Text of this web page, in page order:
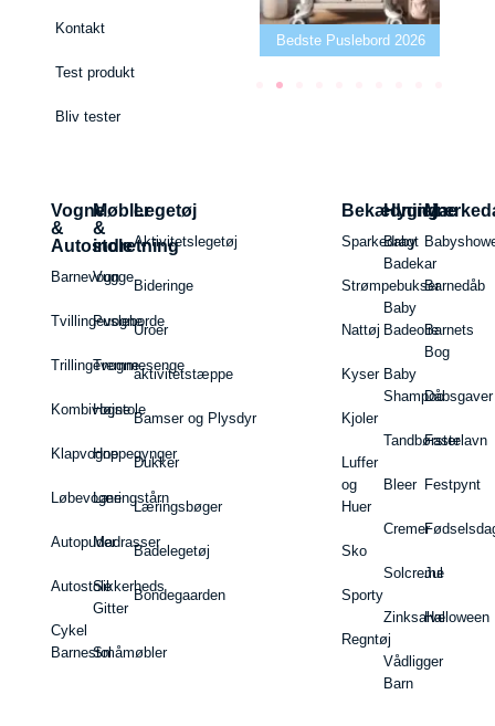
Kontakt
Test produkt
Bliv tester
Bedste Puslebord 2026
Vogne
&
Autostole
Barnevogn
Tvillingevogne
Trillingevogne
Kombivogne
Klapvogne
Løbevogne
Autopuder
Autostole
Cykel
Barnestol
Møbler
&
indretning
Vugge
Pusleborde
Tremmesenge
Højstole
Hoppegynger
Læringstårn
Madrasser
Sikkerheds
Gitter
Småmøbler
Legetøj
Aktivitetslegetøj
Bideringe
Uroer
aktivitetstæppe
Bamser og Plysdyr
Dukker
Læringsbøger
Badelegetøj
Bondegaarden
Bekædning
Sparkedragt
Strømpebukser
Nattøj
Kyser
Kjoler
Luffer
og
Huer
Sko
Sporty
Regntøj
Hygiejne
Baby
Badekar
Baby
Badeolie
Baby
Shampoo
Tandbørster
Bleer
Cremer
Solcreme
Zinksalve
Vådligger
Barn
Barnedåb
Barnets
Bog
Dåbsgaver
Fastelavn
Festpynt
Jul
Halloween